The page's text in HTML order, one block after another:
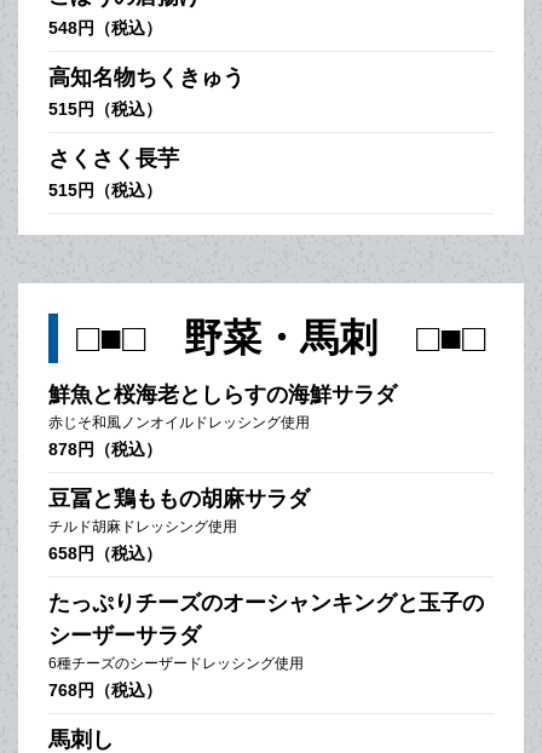
548円（税込）
高知名物ちくきゅう
515円（税込）
さくさく長芋
515円（税込）
□■□ 野菜・馬刺 □■□
鮮魚と桜海老としらすの海鮮サラダ
赤じそ和風ノンオイルドレッシング使用
878円（税込）
豆冨と鶏ももの胡麻サラダ
チルド胡麻ドレッシング使用
658円（税込）
たっぷりチーズのオーシャンキングと玉子の
シーザーサラダ
6種チーズのシーザードレッシング使用
768円（税込）
馬刺し